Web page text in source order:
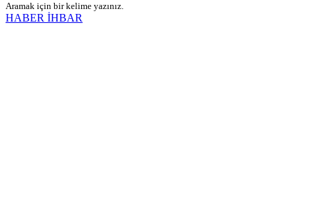
Aramak için bir kelime yazınız.
HABER İHBAR